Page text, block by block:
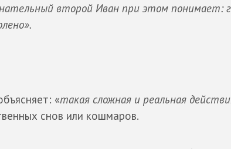
второй Иван при этом понимает:
«такая сложная и реальная
снов или кошмаров.